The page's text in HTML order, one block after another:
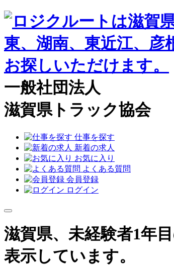
一般社団法人
滋賀県トラック協会
仕事を探す
新着の求人
お気に入り
よくある質問
会員登録
ログイン
滋賀県、未経験者1年
表示しています。